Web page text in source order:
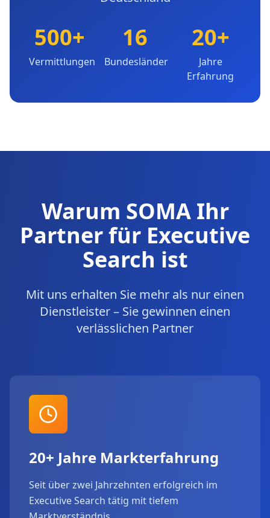
500+
Vermittlungen
16
Bundesländer
20+
Jahre
Erfahrung
Warum SOMA Ihr
Partner für Executive
Search ist
Mit uns erhalten Sie mehr als nur einen
Dienstleister – Sie gewinnen einen
verlässlichen Partner
20+ Jahre Markterfahrung
Seit über zwei Jahrzehnten erfolgreich im
Executive Search tätig mit tiefem